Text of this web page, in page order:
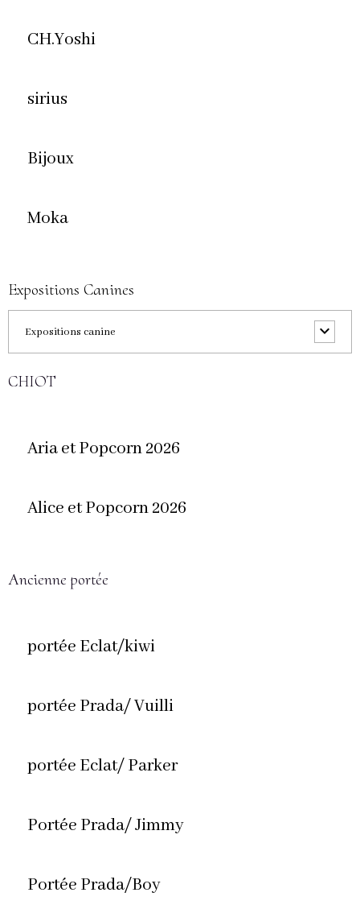
CH.Yoshi
sirius
Bijoux
Moka
Expositions Canines
Expositions canine
CHIOT
Aria et Popcorn 2026
Alice et Popcorn 2026
Ancienne portée
portée Eclat/kiwi
portée Prada/ Vuilli
portée Eclat/ Parker
Portée Prada/ Jimmy
Portée Prada/Boy